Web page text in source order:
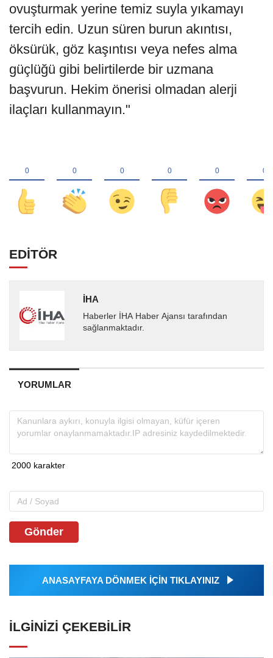
ovuşturmak yerine temiz suyla yıkamayı
tercih edin. Uzun süren burun akıntısı,
öksürük, göz kaşıntısı veya nefes alma
güçlüğü gibi belirtilerde bir uzmana
başvurun. Hekim önerisi olmadan alerji
ilaçları kullanmayın."
EDİTÖR
İHA
Haberler İHA Haber Ajansı tarafından
sağlanmaktadır.
YORUMLAR
Gönder
ANASAYFAYA DÖNMEK İÇİN TIKLAYINIZ
İLGINIZI ÇEKEBILIR